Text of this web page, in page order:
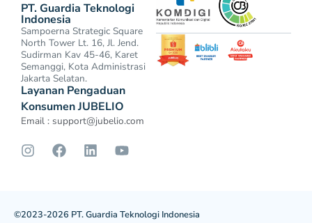
PT. Guardia Teknologi
Indonesia
Sampoerna Strategic Square
North Tower Lt. 16, Jl. Jend.
Sudirman Kav 45-46, Karet
Semanggi, Kota Administrasi
Jakarta Selatan.
Layanan Pengaduan
Konsumen JUBELIO
Email : support@jubelio.com
©2023-2026 PT. Guardia Teknologi Indonesia